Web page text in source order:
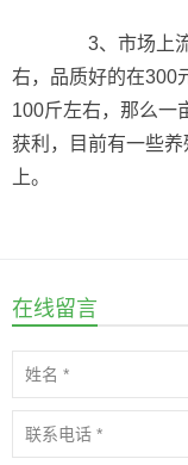
3、市场上流
右，品质好的在300
100斤左右，那么一
获利，目前有一些
上。
在线留言